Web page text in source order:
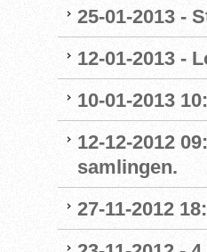
25-01-2013 -
12-01-2013 -
10-01-2013
12-12-2012
samlingen.
27-11-2012